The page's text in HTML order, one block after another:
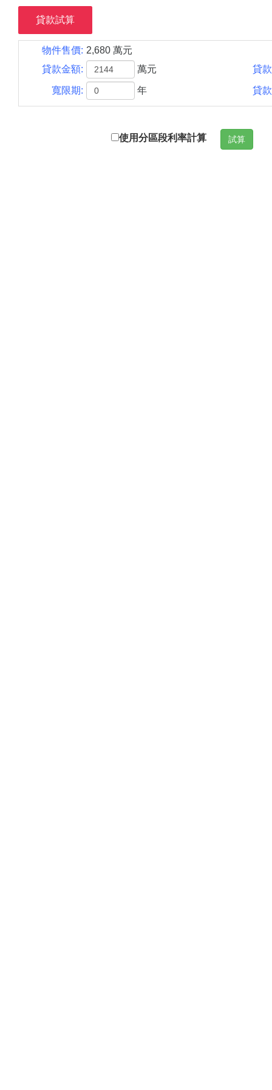
貸款試算
物件售價: 2,680 萬元
貸款金額:
萬元 貸
寬限期: 年 貸
使用分區段利率計算 試算